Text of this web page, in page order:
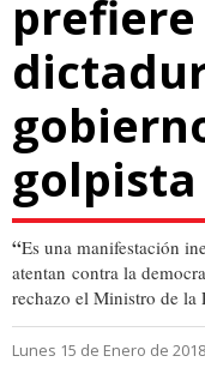
golpista
“Es una manifestación
atentan contra la
rechazo el Ministro de la
Lunes 15 de Enero de